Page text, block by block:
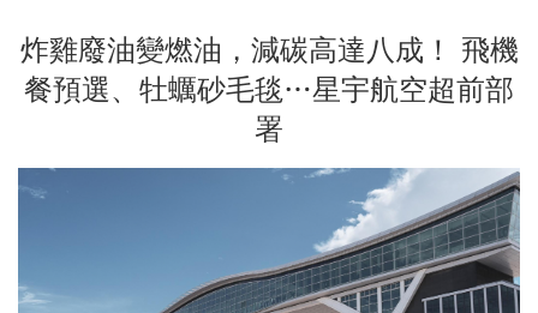
炸雞廢油變燃油，減碳高達八成！ 飛機
餐預選、牡蠣砂毛毯…星宇航空超前部
署